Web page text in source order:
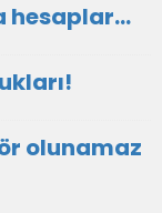
hesaplar…
olunamaz